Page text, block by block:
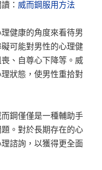
： 威而鋼服用方法
健康的角度來看待男
可能對男性的心理健
、自尊心下降等。威
狀態，使男性重拾對
鋼僅僅是一種輔助手
。對於長期存在的心
諮詢，以獲得更全面